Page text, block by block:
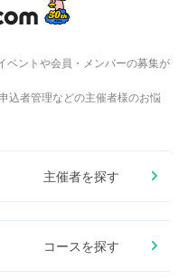
ベントや会員・メンバーの募集が
込者管理などの主催者様のお悩
主催者を探す
コースを探す